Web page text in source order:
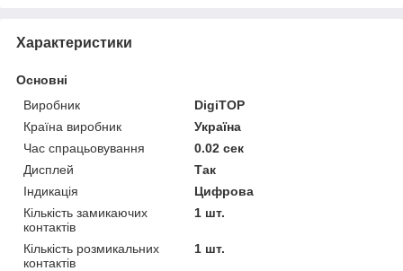
Характеристики
Основні
Виробник
DigiTOP
Країна виробник
Україна
Час спрацьовування
0.02 сек
Дисплей
Так
Індикація
Цифрова
Кількість замикаючих
контактів
1 шт.
Кількість розмикальних
контактів
1 шт.